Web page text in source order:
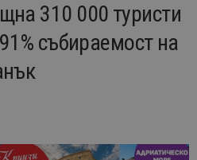
310 000 туристи
събираемост на